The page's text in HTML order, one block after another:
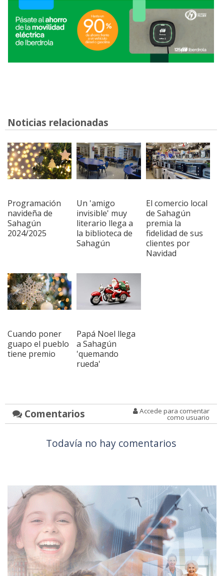
Noticias relacionadas
Programación
navideña de
Sahagún
2024/2025
Un 'amigo
invisible' muy
literario llega a
la biblioteca de
Sahagún
El comercio local
de Sahagún
premia la
fidelidad de sus
clientes por
Navidad
Cuando poner
guapo el pueblo
tiene premio
Papá Noel llega
a Sahagún
'quemando
rueda'
Comentarios Accede para comentar
como usuario
Todavía no hay comentarios